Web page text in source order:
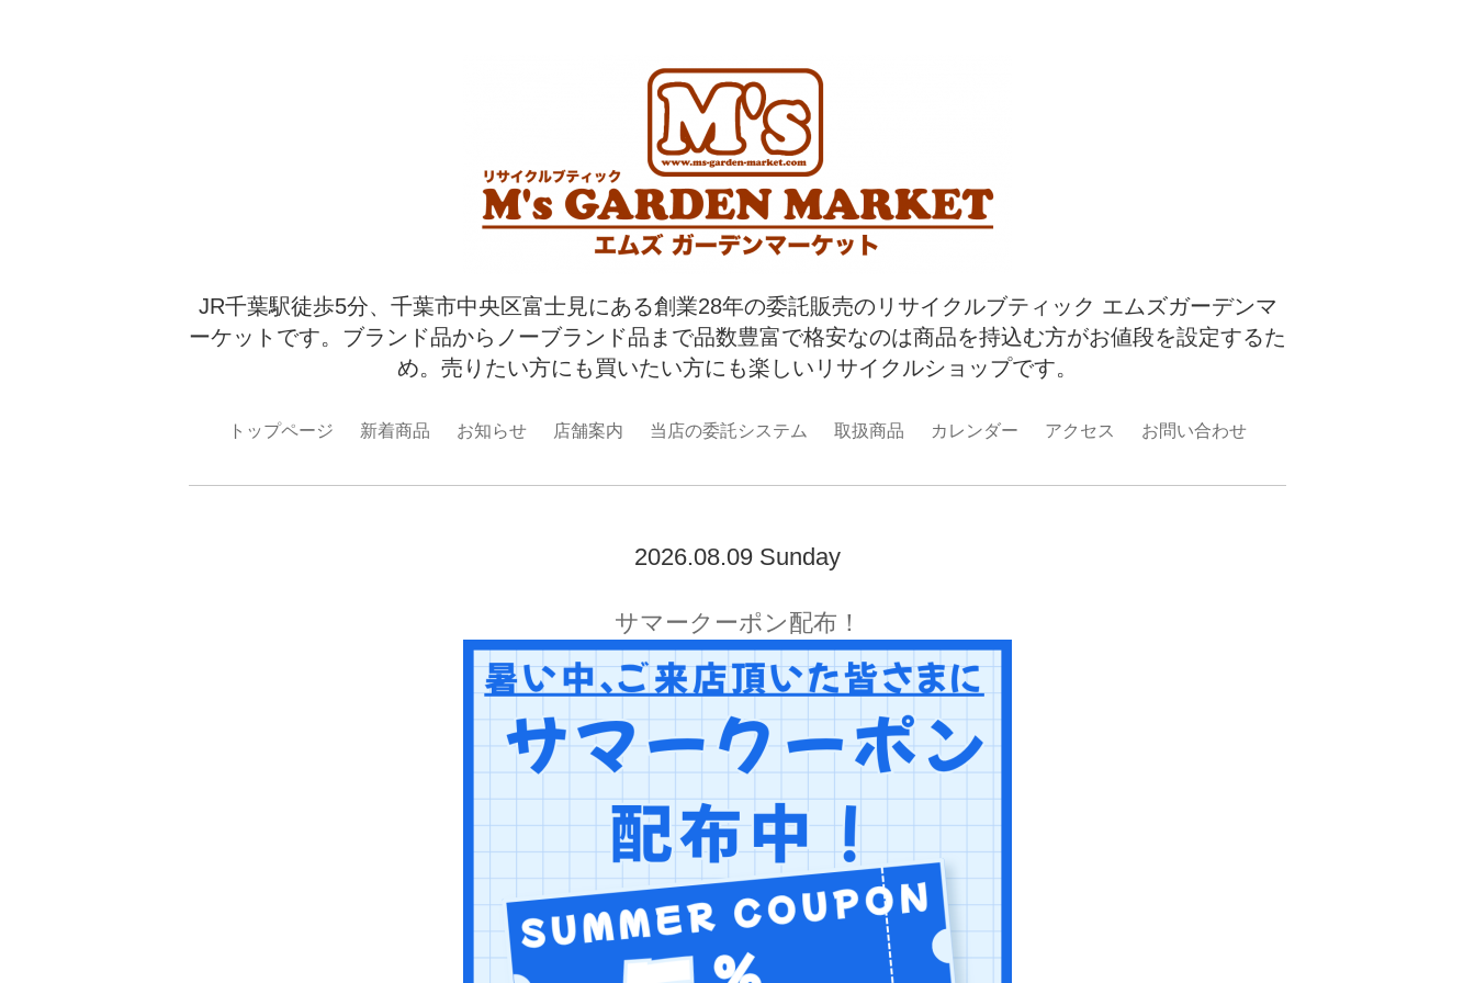
JR千葉駅徒歩5分、千葉市中央区富士見にある創業28年の委託販売のリサイクルブティック エムズガーデンマ
ーケットです。ブランド品からノーブランド品まで品数豊富で格安なのは商品を持込む方がお値段を設定するた
め。売りたい方にも買いたい方にも楽しいリサイクルショップです。
トップページ 新着商品 お知らせ 店舗案内 当店の委託システム 取扱商品 カレンダー アクセス お問い合わせ
2026.08.09 Sunday
サマークーポン配布！